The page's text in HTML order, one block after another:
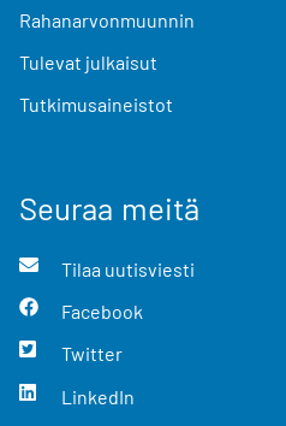
Rahanarvonmuunnin
Tulevat julkaisut
Tutkimusaineistot
Seuraa meitä
Tilaa uutisviesti
Facebook
Twitter
LinkedIn